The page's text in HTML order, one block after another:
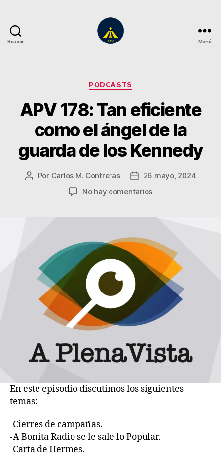
Buscar Menú
Categorías
PODCASTS
APV 178: Tan eficiente
como el ángel de la
guarda de los Kennedy
Autor
Por Carlos M. Contreras
Fecha26 mayo, 2024
No hay comentariosen
como
ángel
de
la
guarda
los
En este episodio discutimos los siguientes
temas:
-Cierres de campañas.
-A Bonita Radio se le sale lo Popular.
-Carta de Hermes.